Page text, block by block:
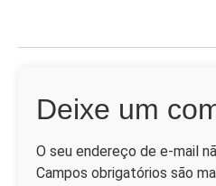
Deixe um
O seu endereço de e-mail
Campos obrigatórios são